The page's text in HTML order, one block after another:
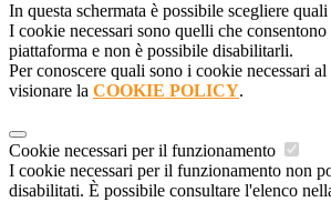
In questa schermata è possibile scegliere
I cookie necessari sono quelli che
piattaforma e non è possibile disabilitarli.
Per conoscere quali sono i cookie necessari
visionare la COOKIE POLICY.
Cookie necessari per il funzionamento
I cookie necessari per il funzionamento non
disabilitati. È possibile consultare l'elenco